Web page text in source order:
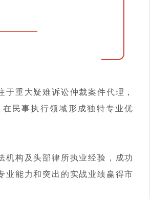
重大疑难诉讼仲裁案件代理，
民事执行领域形成独特专业优
机构及头部律所执业经验，成功
业能力和突出的实战业绩赢得市